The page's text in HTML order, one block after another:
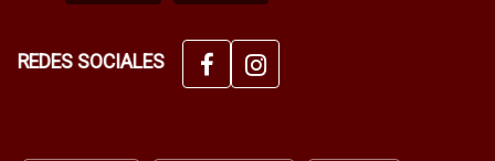
REDES SOCIALES